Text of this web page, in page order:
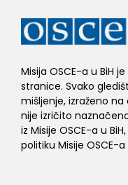
Misija OSCE-a u BiH
stranice. Svako
mišljenje, izraženo
nije izričito
iz Misije OSCE-a u
politiku Misije OSCE-a